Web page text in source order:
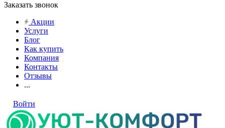
Заказать звонок
Акции
Услуги
Блог
Как купить
Компания
Контакты
Отзывы
...
Войти